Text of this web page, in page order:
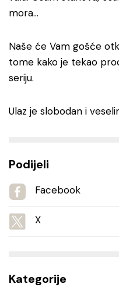
mora…
Naše će Vam gošće
tome kako je tekao
seriju.
Ulaz je slobodan i
Podijeli
Facebook
X
Kategorije